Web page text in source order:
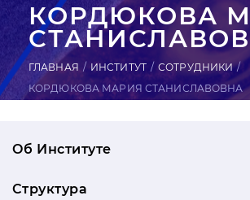
КОР­ДЮ­КОВА
ГЛАВНАЯ ИНСТИТУТ
СОТРУДНИКИ
КОРДЮКОВА МАРИЯ СТАНИСЛАВОВНА
Об Институте
Структура